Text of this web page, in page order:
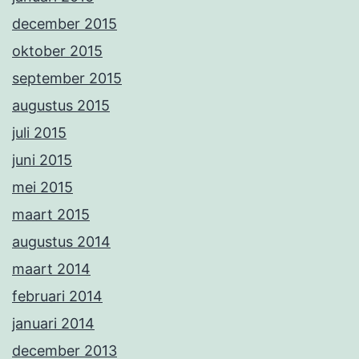
december 2015
oktober 2015
september 2015
augustus 2015
juli 2015
juni 2015
mei 2015
maart 2015
augustus 2014
maart 2014
februari 2014
januari 2014
december 2013